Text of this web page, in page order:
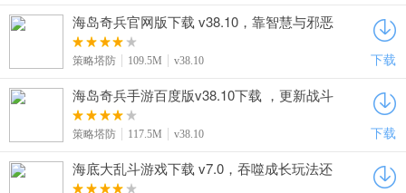
海岛奇兵官网版下载 v38.10，靠智慧与邪恶
敌人战斗，探索热带岛屿秘密
策略塔防 109.5M v38.10 下载
海岛奇兵手游百度版v38.10下载 ，更新战斗
母舰新赛季，迫击炮手兵种超亮眼
策略塔防 117.5M v38.10 下载
海底大乱斗游戏下载 v7.0，吞噬成长玩法还
原海洋优胜劣汰生存挑战